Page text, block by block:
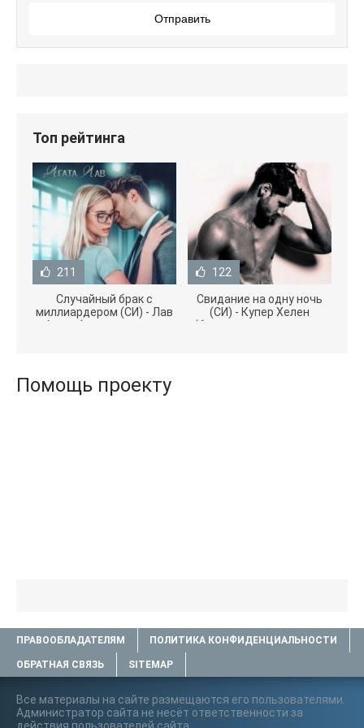
Отправить
Топ рейтинга
211
Случайный брак с
миллиардером (СИ) - Лав
Агата (полная версия
122
Свидание на одну ночь
(СИ) - Купер Хелен
(бесплатные серии книг
Помощь проекту
ПРАВООБЛАДАТЕЛЯМ ПОЛИТИКА КОНФИДЕНЦИАЛЬНОСТИ
ОБРАТНАЯ СВЯЗЬ SITEMAP
Все материалы на сайте размещаются его пользователями.
Администратор сайта не несёт ответственности за